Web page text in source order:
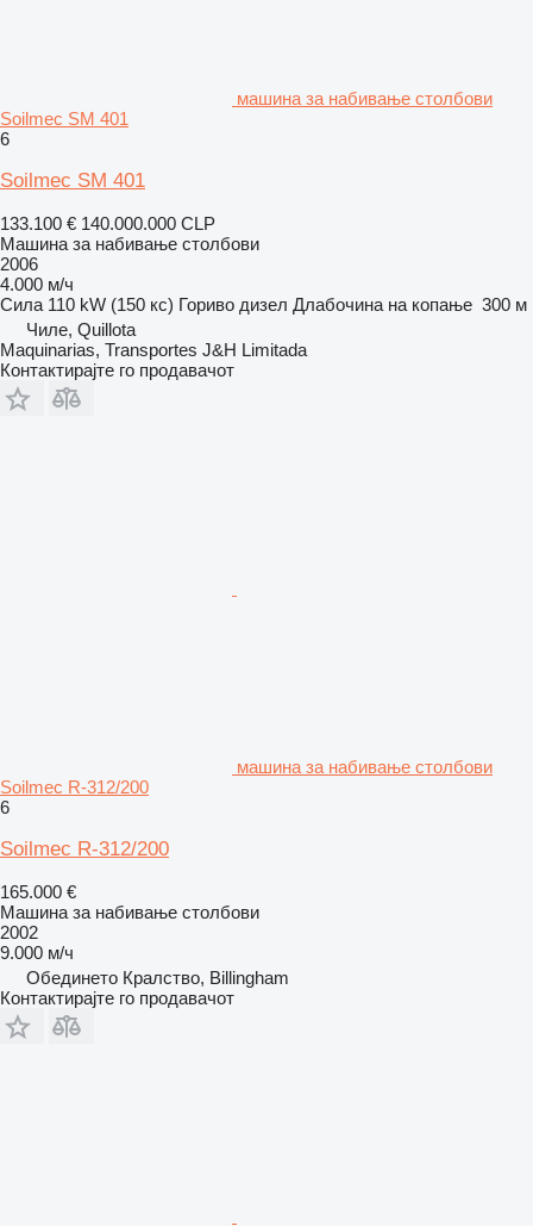
машина за набивање столбови
Soilmec SM 401
6
Soilmec SM 401
133.100 € 140.000.000 CLP
Машина за набивање столбови
2006
4.000 м/ч
Сила 110 kW (150 кс) Гориво дизел Длабочина на копање 300 м
Чиле, Quillota
Maquinarias, Transportes J&H Limitada
Контактирајте го продавачот
машина за набивање столбови
Soilmec R-312/200
6
Soilmec R-312/200
165.000 €
Машина за набивање столбови
2002
9.000 м/ч
Обединето Кралство, Billingham
Контактирајте го продавачот